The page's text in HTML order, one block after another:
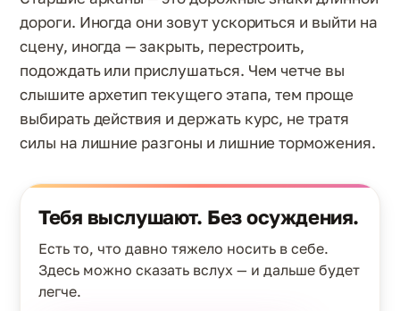
дороги. Иногда они зовут ускориться и выйти на
сцену, иногда — закрыть, перестроить,
подождать или прислушаться. Чем четче вы
слышите архетип текущего этапа, тем проще
выбирать действия и держать курс, не тратя
силы на лишние разгоны и лишние торможения.
Тебя выслушают. Без осуждения.
Есть то, что давно тяжело носить в себе.
Здесь можно сказать вслух — и дальше будет
легче.